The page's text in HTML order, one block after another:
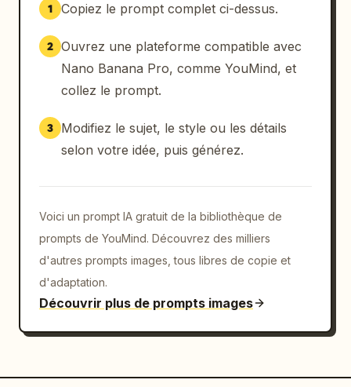
1 Copiez le prompt complet ci-dessus.
2 Ouvrez une plateforme compatible avec
Nano Banana Pro, comme YouMind, et
collez le prompt.
3
Modifiez le sujet, le style ou les détails
selon votre idée, puis générez.
Voici un prompt IA gratuit de la bibliothèque de
prompts de YouMind. Découvrez des milliers
d'autres prompts images, tous libres de copie et
d'adaptation.
Découvrir plus de prompts images